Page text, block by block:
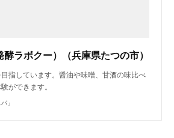
ラボクー）（兵庫県たつの市）
指しています。醤油や味噌、甘酒の味比べ
ができます。
」